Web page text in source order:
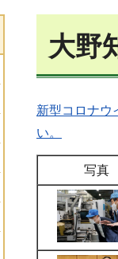
大野
新型コロナウ
い。
写真